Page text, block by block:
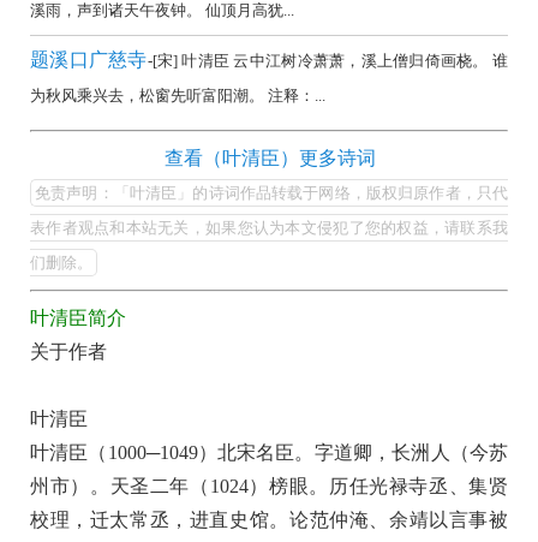
溪雨，声到诸天午夜钟。 仙顶月高犹...
题溪口广慈寺-[宋] 叶清臣 云中江树冷萧萧，溪上僧归倚画桡。 谁
为秋风乘兴去，松窗先听富阳潮。 注释：...
清
臣
的
最
美
最
名
古
诗
词
查看（叶清臣）更多诗词
免责声明：「叶清臣」的诗词作品转载于网络，版权归原作者，只代
表作者观点和本站无关，如果您认为本文侵犯了您的权益，请联系我
们删除。
叶清臣简介
关于作者
叶清臣
叶清臣（1000─1049）北宋名臣。字道卿，长洲人（今苏
州市）。天圣二年（1024）榜眼。历任光禄寺丞、集贤
校理，迁太常丞，进直史馆。论范仲淹、余靖以言事被